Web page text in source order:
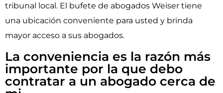
tribunal local. El bufete de abogados Weiser tiene
una ubicación conveniente para usted y brinda
mayor acceso a sus abogados.
La conveniencia es la razón más
importante por la que debo
contratar a un abogado cerca de